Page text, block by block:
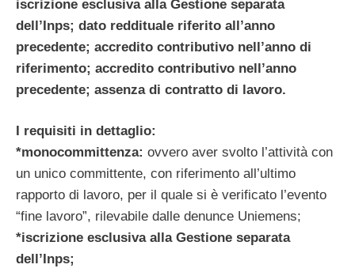
iscrizione esclusiva alla Gestione separata
dell’Inps; dato reddituale riferito all’anno
precedente; accredito contributivo nell’anno di
riferimento; accredito contributivo nell’anno
precedente; assenza di contratto di lavoro.
I requisiti in dettaglio:
*monocommittenza: ovvero aver svolto l’attività con
un unico committente, con riferimento all’ultimo
rapporto di lavoro, per il quale si è verificato l’evento
“fine lavoro”, rilevabile dalle denunce Uniemens;
*iscrizione esclusiva alla Gestione separata
dell’Inps;